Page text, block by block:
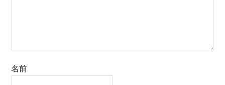
名前